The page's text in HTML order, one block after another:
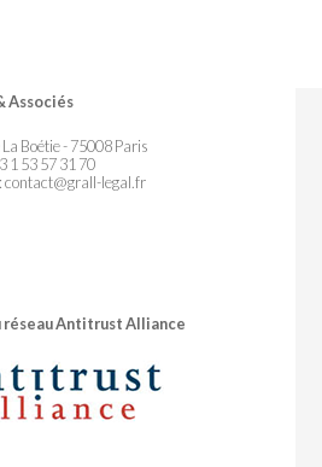
Associés
Boétie - 75008 Paris
1 53 57 31 70
contact@grall-legal.fr
réseau Antitrust Alliance